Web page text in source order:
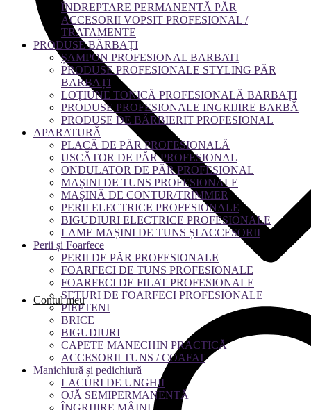
Contul meu
ÎNDREPTARE PERMANENTĂ PĂR
ACCESORII VOPSIT PROFESIONAL /
TRATAMENTE
PRODUSE BĂRBAȚI
ȘAMPON PROFESIONAL BARBATI
PRODUSE PROFESIONALE STYLING PĂR
BARBAȚI
LOȚIUNE TONICĂ PROFESIONALĂ BARBAȚI
PRODUSE PROFESIONALE INGRIJIRE BARBĂ
PRODUSE DE BĂRBIERIT PROFESIONAL
APARATURĂ
PLACĂ DE PĂR PROFESIONALĂ
USCĂTOR DE PĂR PROFESIONAL
ONDULATOR DE PĂR PROFESIONAL
MAȘINI DE TUNS PROFESIONALE
MAȘINĂ DE CONTUR/TRIMMER
PERII ELECTRICE PROFESIONALE
BIGUDIURI ELECTRICE PROFESIONALE
LAME MAȘINI DE TUNS ȘI ACCESORII
Perii și Foarfece
PERII DE PĂR PROFESIONALE
FOARFECI DE TUNS PROFESIONALE
FOARFECI DE FILAT PROFESIONALE
SETURI DE FOARFECI PROFESIONALE
PIEPTENI
BRICE
BIGUDIURI
CAPETE MANECHIN PRACTICĂ
ACCESORII TUNS / COAFAT
Manichiură și pedichiură
LACURI DE UNGHII
OJĂ SEMIPERMANENTĂ
ÎNGRIJIRE MÂINI